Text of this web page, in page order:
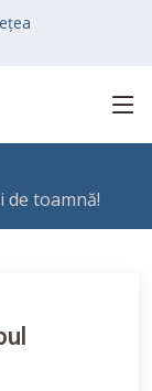
de toamnă!